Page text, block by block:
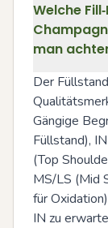
Welche
man
Der
Gängige
Füllstand),
(Top
MS/LS (Mid
für
IN zu